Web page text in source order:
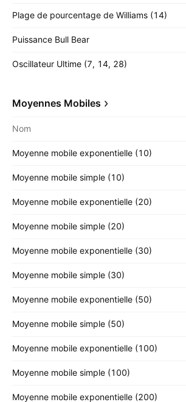
Plage de pourcentage de Williams (14)
Puissance Bull Bear
Oscillateur Ultime (7, 14, 28)
Moyennes Mobiles
Nom
Moyenne mobile exponentielle (10)
Moyenne mobile simple (10)
Moyenne mobile exponentielle (20)
Moyenne mobile simple (20)
Moyenne mobile exponentielle (30)
Moyenne mobile simple (30)
Moyenne mobile exponentielle (50)
Moyenne mobile simple (50)
Moyenne mobile exponentielle (100)
Moyenne mobile simple (100)
Moyenne mobile exponentielle (200)